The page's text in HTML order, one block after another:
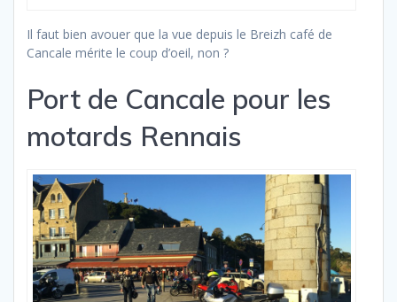
Il faut bien avouer que la vue depuis le Breizh café de
Cancale mérite le coup d’oeil, non ?
Port de Cancale pour les
motards Rennais